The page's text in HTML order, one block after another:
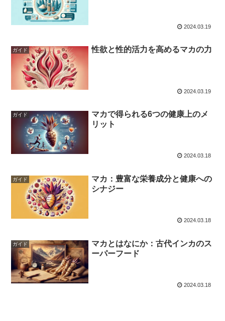
2024.03.19
ガイド 性欲と性的活力を高めるマカの力
2024.03.19
ガイド
マカで得られる6つの健康上のメ
リット
2024.03.18
ガイド
マカ：豊富な栄養成分と健康への
シナジー
2024.03.18
ガイド
マカとはなにか：古代インカのス
ーパーフード
2024.03.18